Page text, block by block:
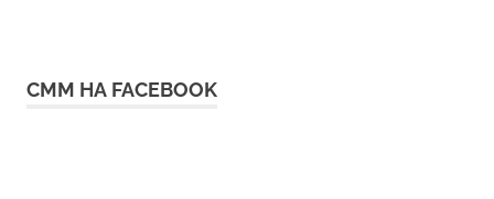
СММ НА FACEBOOK